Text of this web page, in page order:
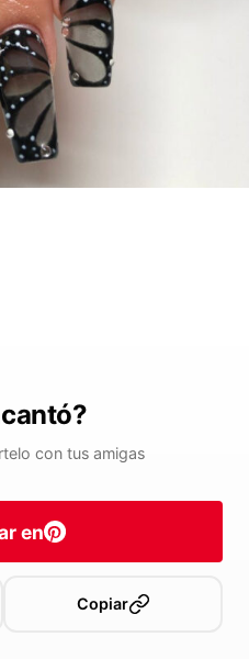
con tus amigas
en
Copiar